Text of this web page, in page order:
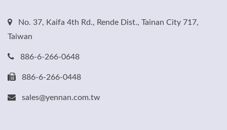
No. 37, Kaifa 4th Rd., Rende Dist., Tainan City 717,
Taiwan
886-6-266-0648
886-6-266-0448
sales@yennan.com.tw